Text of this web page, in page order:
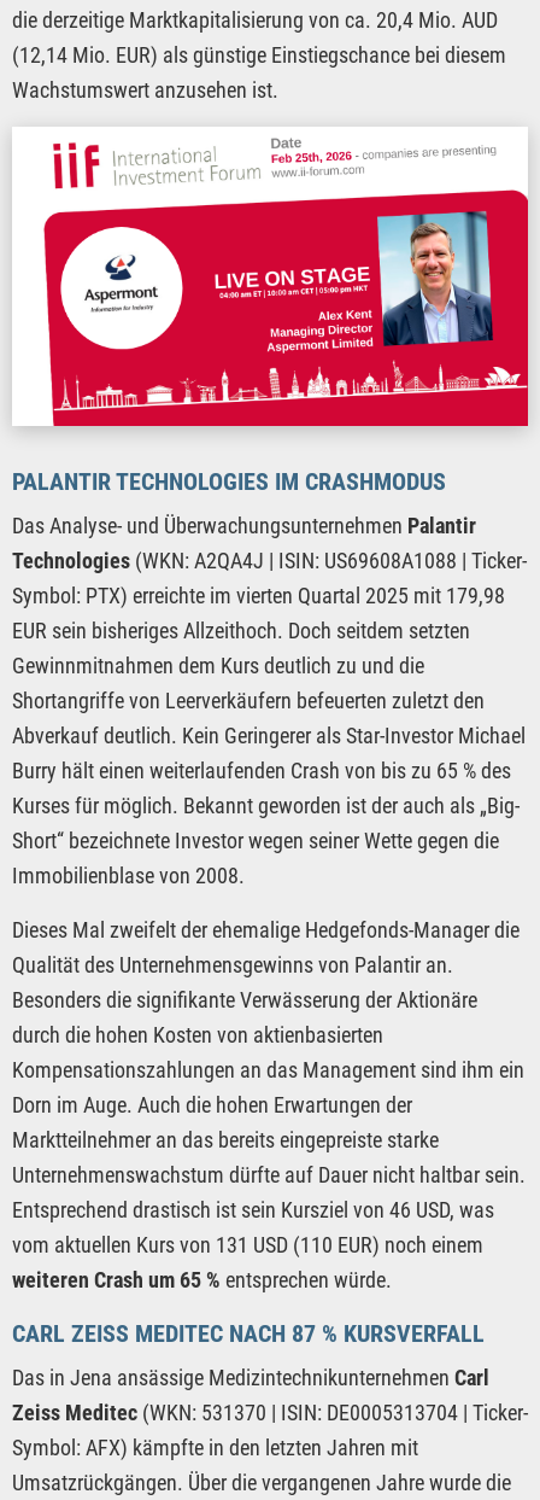
die derzeitige Marktkapitalisierung von ca. 20,4 Mio. AUD
(12,14 Mio. EUR) als günstige Einstiegschance bei diesem
Wachstumswert anzusehen ist.
PALANTIR TECHNOLOGIES IM CRASHMODUS
Das Analyse- und Überwachungsunternehmen Palantir
Technologies (WKN: A2QA4J | ISIN: US69608A1088 | Ticker-
Symbol: PTX) erreichte im vierten Quartal 2025 mit 179,98
EUR sein bisheriges Allzeithoch. Doch seitdem setzten
Gewinnmitnahmen dem Kurs deutlich zu und die
Shortangriffe von Leerverkäufern befeuerten zuletzt den
Abverkauf deutlich. Kein Geringerer als Star-Investor Michael
Burry hält einen weiterlaufenden Crash von bis zu 65 % des
Kurses für möglich. Bekannt geworden ist der auch als „Big-
Short“ bezeichnete Investor wegen seiner Wette gegen die
Immobilienblase von 2008.
Dieses Mal zweifelt der ehemalige Hedgefonds-Manager die
Qualität des Unternehmensgewinns von Palantir an.
Besonders die signifikante Verwässerung der Aktionäre
durch die hohen Kosten von aktienbasierten
Kompensationszahlungen an das Management sind ihm ein
Dorn im Auge. Auch die hohen Erwartungen der
Marktteilnehmer an das bereits eingepreiste starke
Unternehmenswachstum dürfte auf Dauer nicht haltbar sein.
Entsprechend drastisch ist sein Kursziel von 46 USD, was
vom aktuellen Kurs von 131 USD (110 EUR) noch einem
weiteren Crash um 65 % entsprechen würde.
CARL ZEISS MEDITEC NACH 87 % KURSVERFALL
Das in Jena ansässige Medizintechnikunternehmen Carl
Zeiss Meditec (WKN: 531370 | ISIN: DE0005313704 | Ticker-
Symbol: AFX) kämpfte in den letzten Jahren mit
Umsatzrückgängen. Über die vergangenen Jahre wurde die